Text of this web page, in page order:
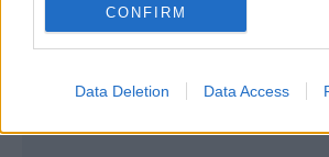
CONFIRM
Data Deletion Data Access
Andamento FantaValore di Mercato